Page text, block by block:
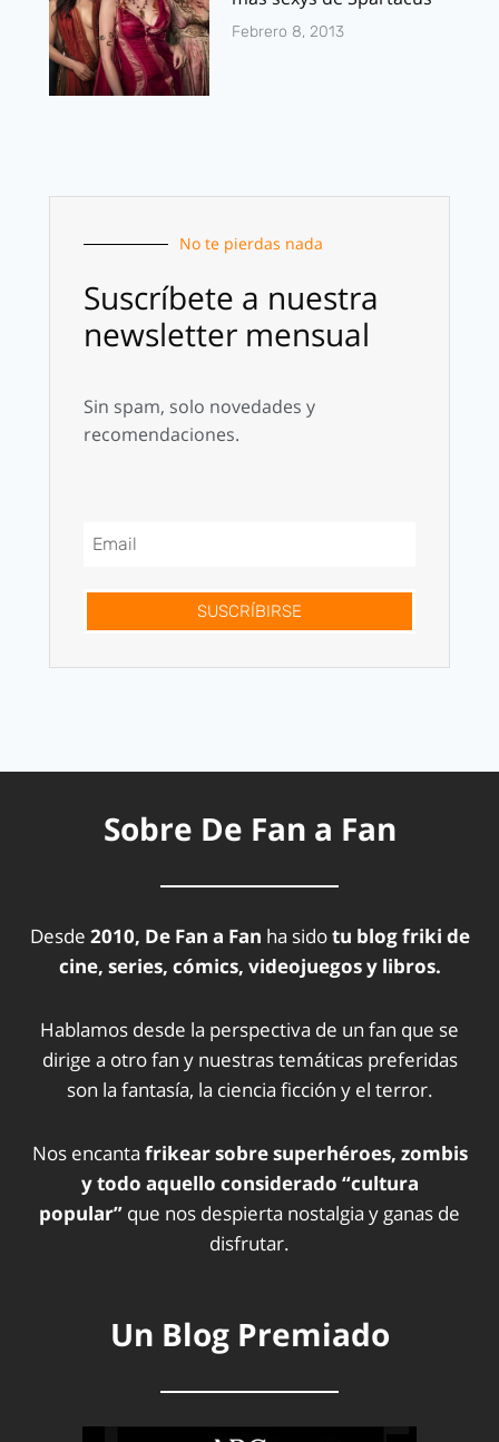
Febrero 8, 2013
No te pierdas nada
Suscríbete a nuestra
newsletter mensual
Sin spam, solo novedades y
recomendaciones.
SUSCRÍBIRSE
Sobre De Fan a Fan
Desde 2010, De Fan a Fan ha sidotu blog friki de
cine, series, cómics, videojuegos y libros.
Hablamos desde la perspectiva de un fan que se
dirige a otro fan y nuestras temáticas preferidas
son la fantasía, la ciencia ficción y el terror.
Nos encanta frikear sobre superhéroes, zombis
y todo aquello considerado “cultura
popular” que nos despierta nostalgia y ganas de
disfrutar.
Un Blog Premiado